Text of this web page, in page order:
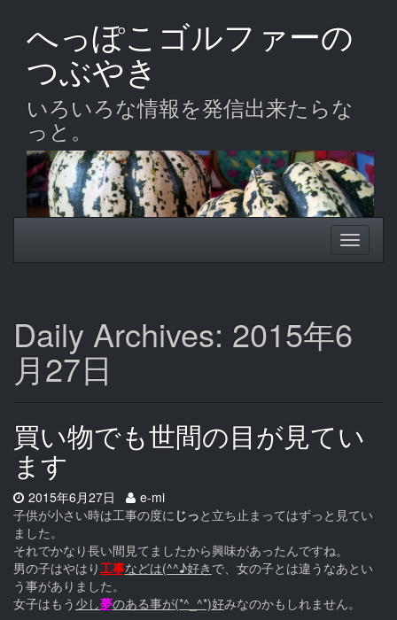
main
content
へっぽこゴルファーの
つぶやき
いろいろな情報を発信出来たらな
っと。
Toggle
Daily Archives: 2015年6
月27日
買い物でも世間の目が見てい
ます
Date:
2015年6月27日 Author:
e-mi
子供が小さい時は工事の度に じっと立ち止まってはずっと見てい
ました。
それでかなり長い間見てましたから興味があったんですね。
男の子はやはり工事などは(^^♪好き で、女の子とは違うなあとい
う事がありました。
女子はもう 少し夢のある事が(*^_^*)好みなのかもしれません。